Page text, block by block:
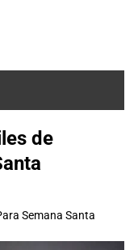
de
Semana Santa